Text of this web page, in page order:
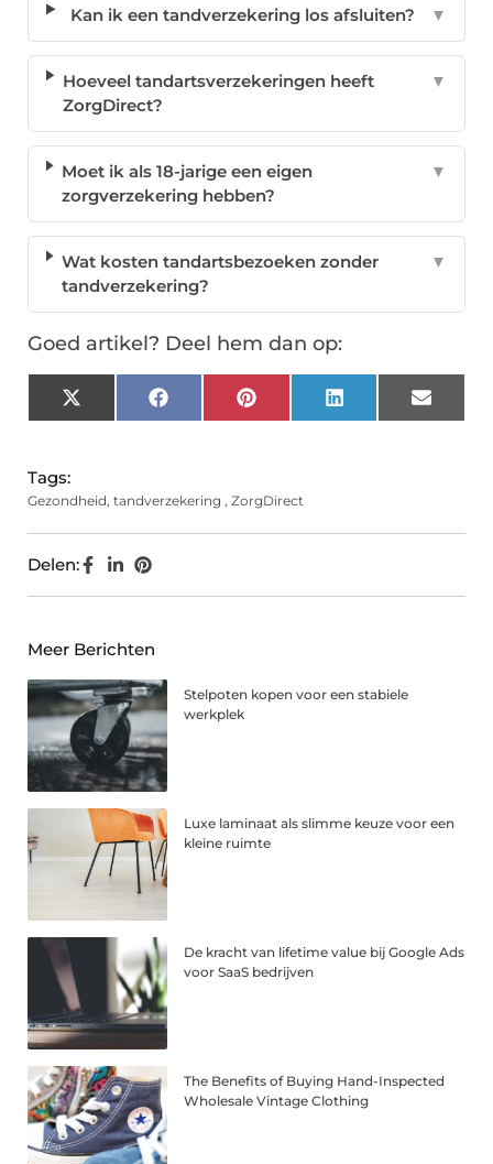
Kan ik een tandverzekering los afsluiten? ▼
Hoeveel tandartsverzekeringen heeft
ZorgDirect?
▼
Moet ik als 18-jarige een eigen
zorgverzekering hebben?
▼
Wat kosten tandartsbezoeken zonder
tandverzekering?
▼
Goed artikel? Deel hem dan op:
X
(Twitter)
FacebookPinterest LinkedIn Email
Tags:
Gezondheid, tandverzekering , ZorgDirect
Delen:
Meer Berichten
Stelpoten kopen voor een stabiele
werkplek
Luxe laminaat als slimme keuze voor een
kleine ruimte
De kracht van lifetime value bij Google Ads
voor SaaS bedrijven
The Benefits of Buying Hand-Inspected
Wholesale Vintage Clothing